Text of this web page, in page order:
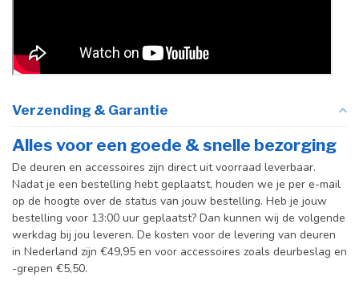
Verzending & Garantie
Alles voor een goede & snelle bezorging
De deuren en accessoires zijn direct uit voorraad leverbaar.
Nadat je een bestelling hebt geplaatst, houden we je per e-mail
op de hoogte over de status van jouw bestelling. Heb je jouw
bestelling voor 13:00 uur geplaatst? Dan kunnen wij de volgende
werkdag bij jou leveren. De kosten voor de levering van deuren
in Nederland zijn €49,95 en voor accessoires zoals deurbeslag en
-grepen €5,50.